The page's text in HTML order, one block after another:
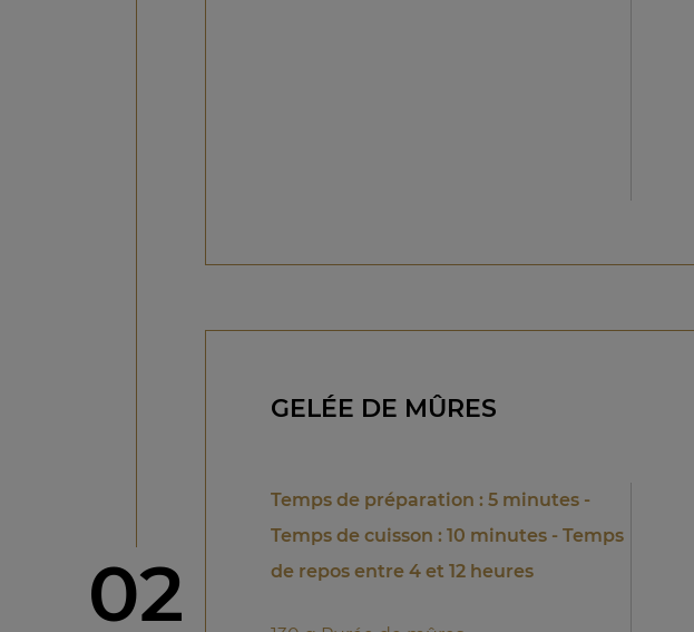
étape
02
GELÉE DE MÛRES
Temps de préparation : 5 minutes -
Temps de cuisson : 10 minutes - Temps
de repos entre 4 et 12 heures